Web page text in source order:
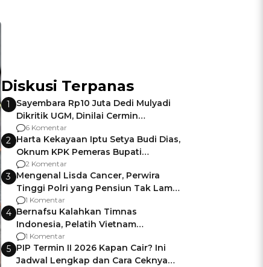
Diskusi Terpanas
1
Sayembara Rp10 Juta Dedi Mulyadi
Dikritik UGM, Dinilai Cermin
Gagalnya Negara Jamin Keamanan
6 Komentar
2 Harta Kekayaan Iptu Setya Budi Dias,
Oknum KPK Pemeras Bupati
Pemalang
2 Komentar
3 Mengenal Lisda Cancer, Perwira
Tinggi Polri yang Pensiun Tak Lama
Usai Jadi Brigjen
1 Komentar
4 Bernafsu Kalahkan Timnas
Indonesia, Pelatih Vietnam
Berencana Pakai Jimat di Pakansari
1 Komentar
5 PIP Termin II 2026 Kapan Cair? Ini
Jadwal Lengkap dan Cara Ceknya